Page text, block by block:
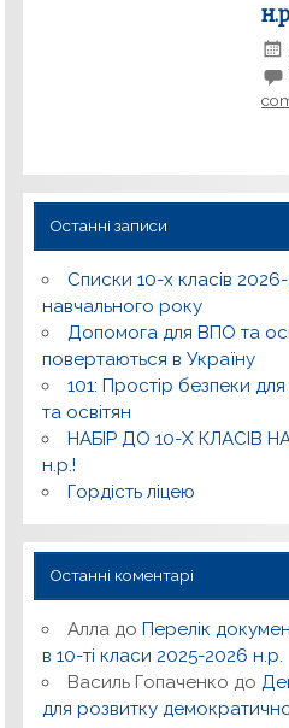
Останні записи
Списки 10-х класів
навчального року
Допомога для ВПО та
повертаються в Україну
101: Простір безпеки для
та освітян
НАБІР ДО 10-Х КЛАСІВ
н.р.!
Гордість ліцею
Останні коментарі
Алладо Перелік
в 10-ті класи 2025-2026 н.р.
Василь Гопаченко до
для розвитку